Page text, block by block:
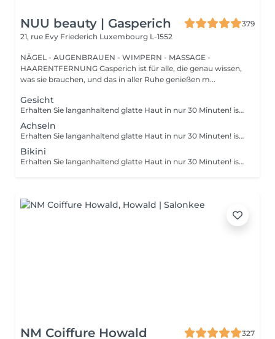
NUU beauty | Gasperich
379
21, rue Evy Friederich Luxembourg L-1552
NÄGEL - AUGENBRAUEN - WIMPERN - MASSAGE -
HAARENTFERNUNG Gasperich ist für alle, die genau wissen,
was sie brauchen, und das in aller Ruhe genießen m...
Gesicht
Erhalten Sie langanhaltend glatte Haut in nur 30 Minuten! ist eine Methode zur Haarentfernung, bei der die Haare mitsamt der Haarfollikel mit warmem Wachs herausgezogen werden. Wie wird die Wachs-Epilation durchgeführt? - Vorbereitung (die Kosmetikerin trägt eine spezielle antiseptische Lotion auf die Haut auf) - Wachs wird aufgetragen (die Wachsmischung wird auf eine bestimmte Temperatur erhitzt und anschließend mit einem Holzspatel auf die Haut aufgetragen) - Enthaarung (nachdem das Wachs ausgehärtet ist, entfernt die Kosmetikerin die Wachsstreifen mit den Haaren durch scharfe Bewegungen) - Wachsreste werden entfernt (Wachsreste werden entfernt und Aloe-Vera-Creme wird aufgetragen) Altersbeschränkungen: empfohlenes Mindestalter ab 14 Jahren. Empfehlungen nach dem Eingriff: es wird empfohlen, innerhalb von 12 Stunden nach dem Eingriff kein heißes Bad zu nehmen, keine Sauna zu besuchen und nicht im Pool zu schwimmen, da dies zu Reizungen führen kann. Frequenz: einmal in 4 Wochen.
Achseln
Erhalten Sie langanhaltend glatte Haut in nur 30 Minuten! ist eine Methode zur Haarentfernung, bei der die Haare mitsamt der Haarfollikel mit warmem Wachs herausgezogen werden. Wie wird die Wachs-Epilation durchgeführt? - Vorbereitung (die Kosmetikerin trägt eine spezielle antiseptische Lotion auf die Haut auf) - Wachs wird aufgetragen (die Wachsmischung wird auf eine bestimmte Temperatur erhitzt und anschließend mit einem Holzspatel auf die Haut aufgetragen) - Enthaarung (nachdem das Wachs ausgehärtet ist, entfernt die Kosmetikerin die Wachsstreifen mit den Haaren durch scharfe Bewegungen) - Wachsreste werden entfernt (Wachsreste werden entfernt und Aloe-Vera-Creme wird aufgetragen) Altersbeschränkungen: empfohlenes Mindestalter ab 14 Jahren. Empfehlungen nach dem Eingriff: es wird empfohlen, innerhalb von 12 Stunden nach dem Eingriff kein heißes Bad zu nehmen, keine Sauna zu besuchen und nicht im Pool zu schwimmen, da dies zu Reizungen führen kann. Frequenz: einmal in 4 Wochen.
Bikini
Erhalten Sie langanhaltend glatte Haut in nur 30 Minuten! ist eine Methode zur Haarentfernung, bei der die Haare mitsamt der Haarfollikel mit warmem Wachs herausgezogen werden. Wie wird die Wachs-Epilation durchgeführt? - Vorbereitung (die Kosmetikerin trägt eine spezielle antiseptische Lotion auf die Haut auf) - Wachs wird aufgetragen (die Wachsmischung wird auf eine bestimmte Temperatur erhitzt und anschließend mit einem Holzspatel auf die Haut aufgetragen) - Enthaarung (nachdem das Wachs ausgehärtet ist, entfernt die Kosmetikerin die Wachsstreifen mit den Haaren durch scharfe Bewegungen) - Wachsreste werden entfernt (Wachsreste werden entfernt und Aloe-Vera-Creme wird aufgetragen) Altersbeschränkungen: empfohlenes Mindestalter ab 14 Jahren. Empfehlungen nach dem Eingriff: es wird empfohlen, innerhalb von 12 Stunden nach dem Eingriff kein heißes Bad zu nehmen, keine Sauna zu besuchen und nicht im Pool zu schwimmen, da dies zu Reizungen führen kann. Frequenz: einmal in 4 Wochen.
NM Coiffure Howald 327